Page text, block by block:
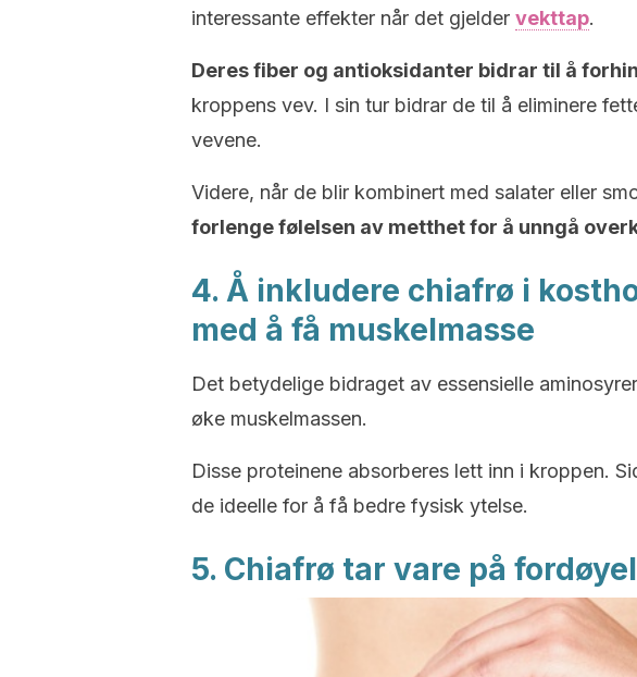
interessante effekter når det gjelder vekttap.
Deres fiber og antioksidanter bidrar til å
kroppens vev. I sin tur bidrar de til å eliminere
vevene.
Videre, når de blir kombinert med salater eller
forlenge følelsen av metthet for å unngå
4. Å inkludere chiafrø i
med å få muskelmasse
Det betydelige bidraget av essensielle
øke muskelmassen.
Disse proteinene absorberes lett inn i kroppen.
de ideelle for å få bedre fysisk ytelse.
5. Chiafrø tar vare på